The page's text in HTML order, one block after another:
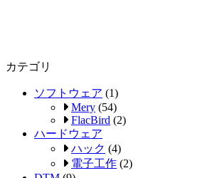
カテゴリ
ソフトウェア (1)
Mery (54)
FlacBird (2)
ハードウェア
ハック (4)
電子工作 (2)